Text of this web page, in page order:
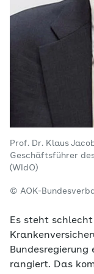
Prof. Dr. Klaus
Geschäftsführer
(WIdO)
© AOK-
Es steht
Bundesregierung
rangiert. Das